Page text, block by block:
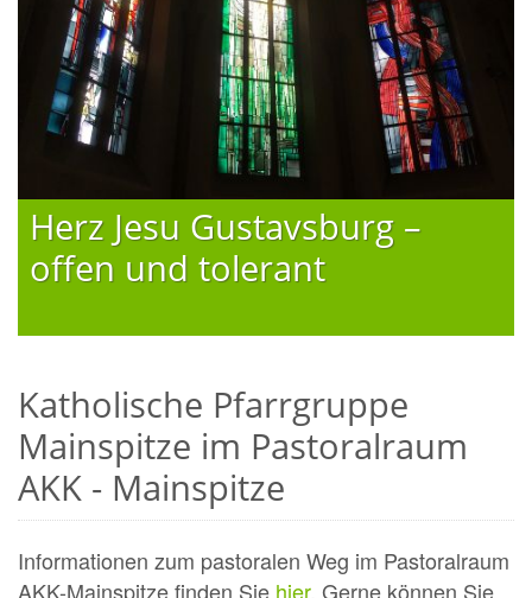
Herz Jesu Gustavsburg –
offen und tolerant
Katholische Pfarrgruppe
Mainspitze im Pastoralraum
AKK - Mainspitze
Informationen zum pastoralen Weg im Pastoralraum
AKK-Mainspitze finden Sie hier. Gerne können Sie